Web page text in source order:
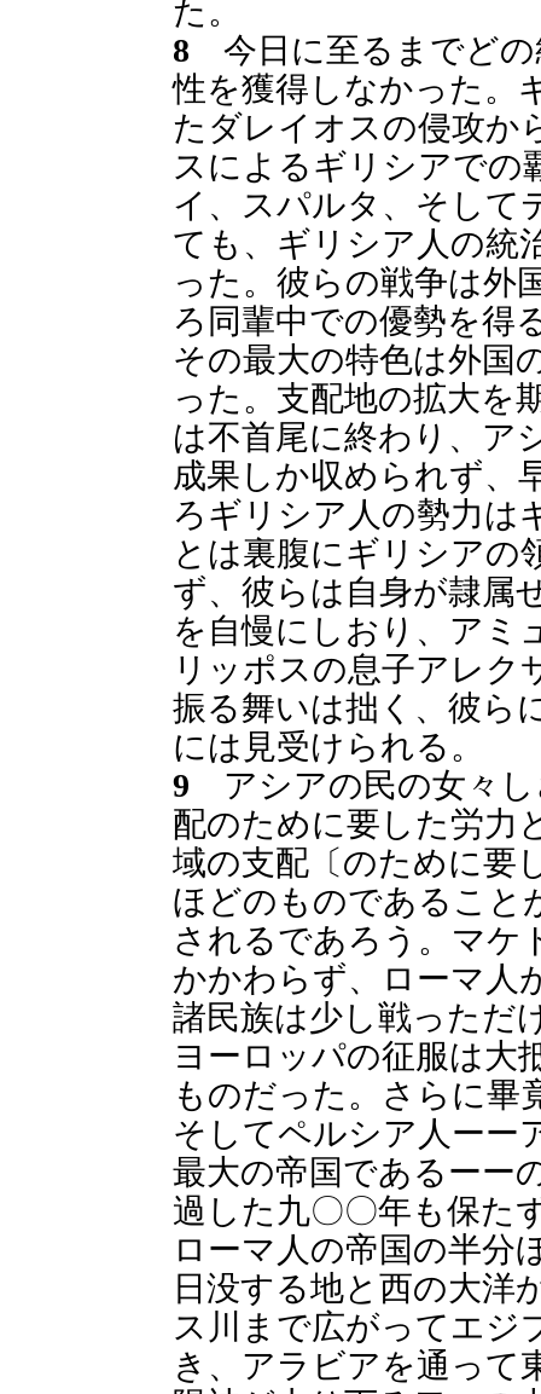
た。
8 今日に至るまでどの
性を獲得しなかった。
たダレイオスの侵攻か
スによるギリシアでの
イ、スパルタ、そして
ても、ギリシア人の統
った。彼らの戦争は外
ろ同輩中での優勢を得
その最大の特色は外国
った。支配地の拡大を
は不首尾に終わり、ア
成果しか収められず、
ろギリシア人の勢力は
とは裏腹にギリシアの
ず、彼らは自身が隷属
を自慢にしおり、アミ
リッポスの息子アレク
振る舞いは拙く、彼ら
には見受けられる。
9 アシアの民の女々し
配のために要した労力
域の支配〔のために要
ほどのものであること
されるであろう。マケ
かかわらず、ローマ人
諸民族は少し戦っただ
ヨーロッパの征服は大
ものだった。さらに畢
そしてペルシア人ーー
最大の帝国であるーー
過した九〇〇年も保た
ローマ人の帝国の半分
日没する地と西の大洋
ス川まで広がってエジ
き、アラビアを通って